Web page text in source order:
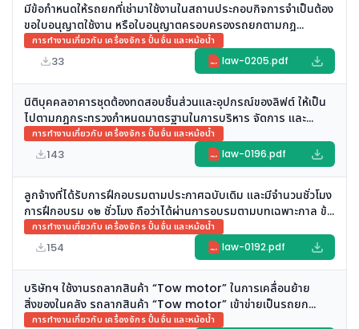
มีข้อกำหนดให้รถยกที่เช่ามาใช้งานในสถานประกอบกิจการจำเป็นต้อง
ขอใบอนุญาตใช้งาน หรือใบอนุญาตครอบครองรถยกตามกฎ
กระทรวงกำหนดมาตรฐานในการบริหาร จัดการ และดำเนินการด้าน
ความปลอดภัยฯ เกี่ยวกับเครื่องจักร ปั้นจั่น และหม้อน้ำ พ.ศ. ๒๕๖๔
การทำงานเกี่ยวกับ เครื่องจักร ปั้นจั่น และหม้อน้ำ
33 PDF law-0205.pdf
นิติบุคคลอาคารชุดต้องทดสอบชิ้นส่วนและอุปกรณ์ของลิฟต์ ให้เป็น
ไปตามกฎกระทรวงกำหนดมาตรฐานในการบริหาร จัดการ และ
ดำเนินการด้านความปลอดภัยฯ เกี่ยวกับเครื่องจักร ปั้นจั่น และหม้อ
น้ำ พ.ศ. ๒๕๖๔ หรือไม่
การทำงานเกี่ยวกับ เครื่องจักร ปั้นจั่น และหม้อน้ำ
143 PDF law-0196.pdf
ลูกจ้างที่ได้รับการฝึกอบรมตามประกาศฉบับเดิม และมีจำนวนชั่วโมง
การฝึกอบรม ๑๒ ชั่วโมง ถือว่าได้ผ่านการอบรมตามบทเฉพาะกาล ข้อ
๑๙ แห่ง ประกาศกรมฯ เรื่อง หลักสูตรการฝึกอบรมผู้บังคับปั้นจั่น ผู้
ให้สัญญาณแก่ผู้บังคับปั้นจั่น ผู้ยึดเกาะวัสดุ หรือผู้ควบคุมการใช้
ปั้นจั่น และการฝึกอบรมทบทวนการทำงานเกี่ยวกับปั้นจั่น ลงวันที่ ๓
การทำงานเกี่ยวกับ เครื่องจักร ปั้นจั่น และหม้อน้ำ
154 PDF law-0192.pdf
บริษัทฯ ใช้งานรถลากสินค้า “Tow motor” ในการเคลื่อนย้าย
สิ่งของในคลัง รถลากสินค้า “Tow motor” เข้าข่ายเป็นรถยก
ประเภทอื่น ๆ ตามที่กฎหมายกำหนดหรือไม่
การทำงานเกี่ยวกับ เครื่องจักร ปั้นจั่น และหม้อน้ำ